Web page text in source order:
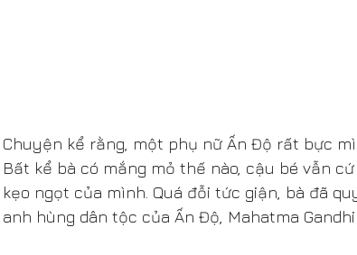
Chuyện kể rằng, một phụ nữ Ấn Độ rất bực
Bất kể bà có mắng mỏ thế nào, cậu bé vẫn
kẹo ngọt của mình. Quá đỗi tức giận, bà đã
anh hùng dân tộc của Ấn Độ, Mahatma